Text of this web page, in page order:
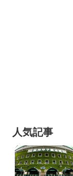
人気記事